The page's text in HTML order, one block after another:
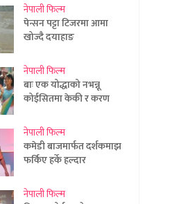
नेपाली फिल्म
पेन्सन पट्टा टिजरमा आमा
खोज्दै दयाहाङ
नेपाली फिल्म
बाः एक योद्धाको नभन्नू
कोईसितमा केकी र करण
नेपाली फिल्म
कमेडी बाजमार्फत दर्शकमाझ
फर्किए हर्के हल्दार
नेपाली फिल्म